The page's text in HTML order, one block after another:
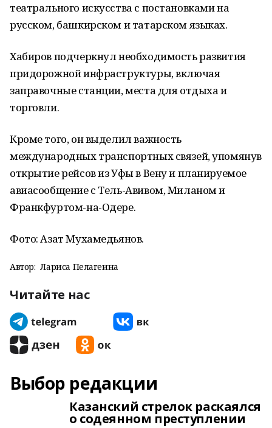
театрального искусства с постановками на
русском, башкирском и татарском языках.
Хабиров подчеркнул необходимость развития
придорожной инфраструктуры, включая
заправочные станции, места для отдыха и
торговли.
Кроме того, он выделил важность
международных транспортных связей, упомянув
открытие рейсов из Уфы в Вену и планируемое
авиасообщение с Тель-Авивом, Миланом и
Франкфуртом-на-Одере.
Фото: Азат Мухамедьянов.
Автор: Лариса Пелагеина
Читайте нас
Выбор редакции
Казанский стрелок раскаялся
о содеянном преступлении